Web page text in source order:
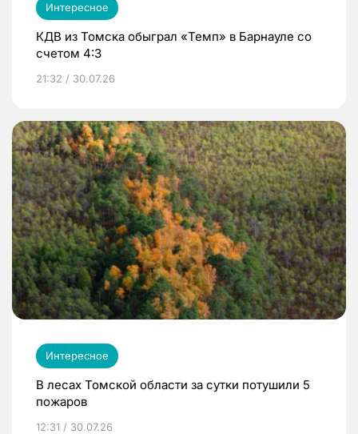
Интересное
КДВ из Томска обыграл «Темп» в Барнауле со
счетом 4:3
21:32 / 30.07.26
Интересное
В лесах Томской области за сутки потушили 5
пожаров
12:31 / 30.07.26